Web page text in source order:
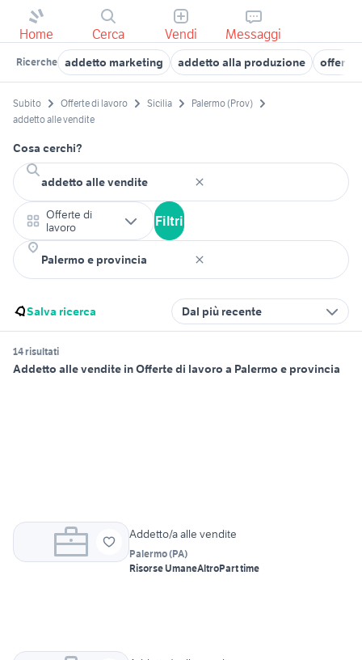
Home Cerca Vendi Messaggi
Ricerche addetto marketing addetto alla produzione offerte
Subito Offerte di lavoro Sicilia
Palermo (Prov)
addetto alle vendite
Cosa cerchi?
Offerte di
lavoro
Filtri
Salva ricerca Dal più recente
14 risultati
Addetto alle vendite in Offerte di lavoro a Palermo e provincia
Addetto/a alle vendite
Palermo(PA)
Risorse UmaneAltroPart time